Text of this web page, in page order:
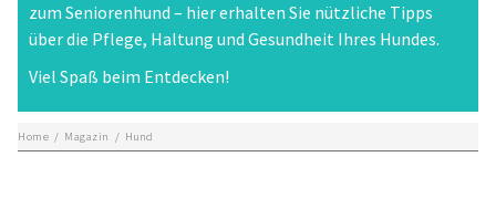
zum Seniorenhund – hier erhalten Sie nützliche Tipps
über die Pflege, Haltung und Gesundheit Ihres Hundes.
Viel Spaß beim Entdecken!
Home / Magazin / Hund